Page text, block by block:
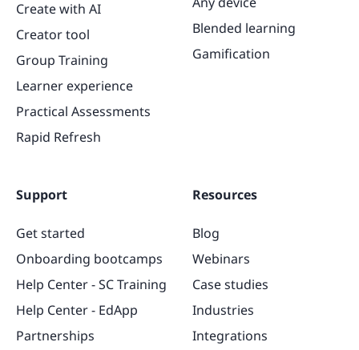
Create with AI
Creator tool
Group Training
Learner experience
Practical Assessments
Rapid Refresh
Blended learning
Gamification
Support
Get started
Onboarding bootcamps
Help Center - SC Training
Help Center - EdApp
Partnerships
Resources
Blog
Webinars
Case studies
Industries
Integrations